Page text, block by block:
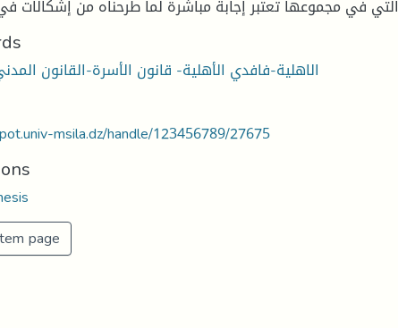
الاهلية-فافدي الأهلية- قانون الأسرة-القانون
msila.dz/handle/123456789/27675
page